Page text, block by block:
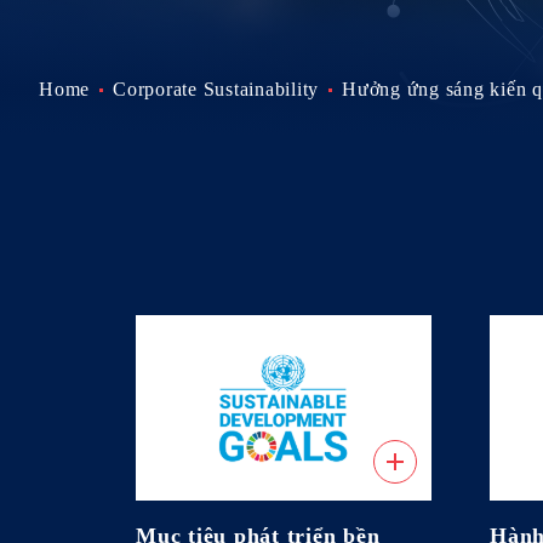
Home Corporate Sustainability Hưởng ứng sáng kiến
Mục tiêu phát triển bền